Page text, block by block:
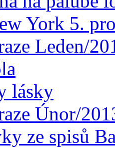
York 5.
Leden/
lásky
Únor/
ze spisů